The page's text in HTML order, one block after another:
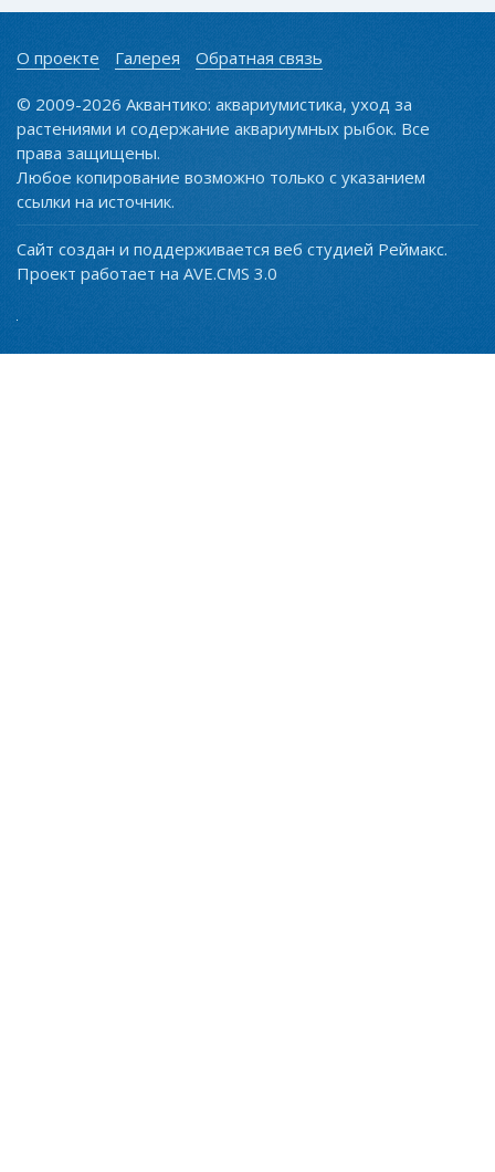
О проекте Галерея Обратная связь
© 2009-2026 Аквантико: аквариумистика, уход за
растениями и содержание аквариумных рыбок. Все
права защищены.
Любое копирование возможно только с указанием
ссылки на источник.
Сайт создан и поддерживается веб студией Реймакс.
Проект работает на AVE.CMS 3.0